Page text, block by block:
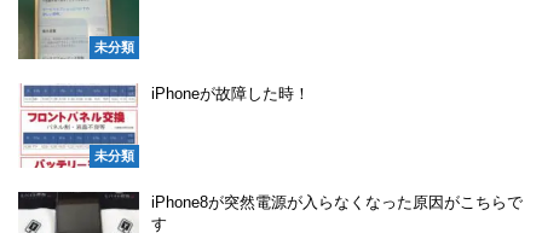
未分類
未分類
iPhoneが故障した時！
iPhone8が突然電源が入らなくなった原因がこちらで
す